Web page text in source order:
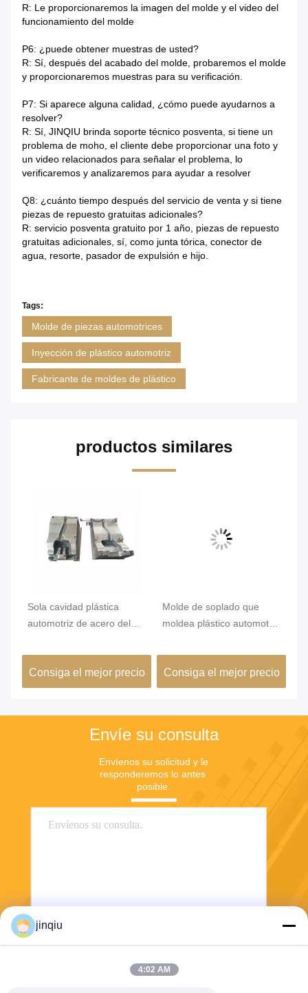
R: Le proporcionaremos la imagen del molde y el video del
funcionamiento del molde
P6: ¿puede obtener muestras de usted?
R: Sí, después del acabado del molde, probaremos el molde
y proporcionaremos muestras para su verificación.
P7: Si aparece alguna calidad, ¿cómo puede ayudarnos a
resolver?
R: Sí, JINQIU brinda soporte técnico posventa, si tiene un
problema de moho, el cliente debe proporcionar una foto y
un video relacionados para señalar el problema, lo
verificaremos y analizaremos para ayudar a resolver
Q8: ¿cuánto tiempo después del servicio de venta y si tiene
piezas de repuesto gratuitas adicionales?
R: servicio posventa gratuito por 1 año, piezas de repuesto
gratuitas adicionales, sí, como junta tórica, conector de
agua, resorte, pasador de expulsión e hijo.
Tags:
Molde de piezas automotrices
Inyección de plástico automotriz
Fabricante de moldes de plástico
productos similares
Sola cavidad plástica
automotriz de acero del
Consiga el mejor precio
Molde de soplado que
moldea plástico automotriz
del agua del PE
Consiga el mejor precio
Envíe su consulta
Envíenos su solicitud y le
responderemos lo antes
posible.
Envío
jinqiu
4:02 AM